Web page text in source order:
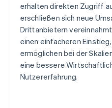
erhalten direkten Zugriff
erschließen sich neue
Drittanbietern
einen einfacheren
ermöglichen bei der
eine bessere
Nutzererfahrung.